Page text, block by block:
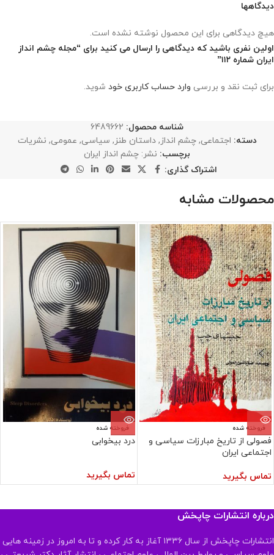
دیدگاهها
هیچ دیدگاهی برای این محصول نوشته نشده است.
اولین نفری باشید که دیدگاهی را ارسال می کنید برای “مجله چشم انداز
ایران شماره ۱۱۲”
برای ثبت نقد و بررسی وارد حساب کاربری خود شوید.
شناسه محصول: 6489662
دسته: اجتماعی, چشم انداز, داستان طنز, سیاسی, عمومی, نشریات
برچسب: نشر: چشم انداز ایران
اشتراک گذاری:
محصولات مشابه
فروخته شده
فصولی از تاریخ مبارزات سیاسی و
اجتماعی ایران
تماس بگیرید
فروخته شده
درد بیخوابی
تماس بگیرید
درباره انتشارات چاپخش
انتشارات چاپخش از سال ۱۳۳۶ آغاز به کار کرده و تا به امروز در زمینه هایی